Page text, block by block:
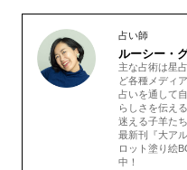
占い師
ルーシー・
主な占術は星
ど各種メディ
占いを通して
らしさを伝え
迷える子羊た
最新刊『大ア
ロット塗り絵
中！